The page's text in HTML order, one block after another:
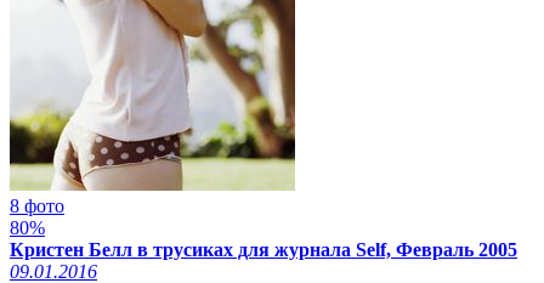
8 фото
80%
Кристен Белл в трусиках для журнала Self, Февраль 2005
09.01.2016